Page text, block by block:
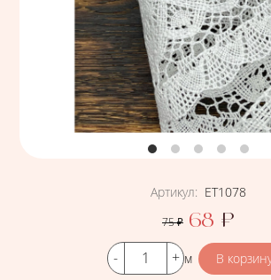
Артикул: ЕТ1078
Цена
75 ₽ 68 ₽
Кол-во м